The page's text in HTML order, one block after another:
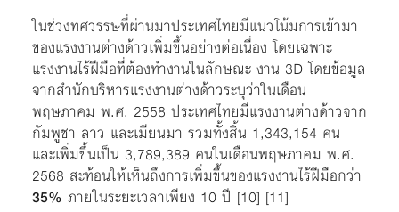
ในช่วงทศวรรษที่ผ่านมาประเทศไทยมีแนวโน้มการเข้ามา
ของแรงงานต่างด้าวเพิ่มขึ้นอย่างต่อเนื่อง โดยเฉพาะ
แรงงานไร้ฝีมือที่ต้องทำงานในลักษณะ งาน 3D โดยข้อมูล
จากสำนักบริหารแรงงานต่างด้าวระบุว่าในเดือน
พฤษภาคม พ.ศ. 2558 ประเทศไทยมีแรงงานต่างด้าวจาก
กัมพูชา ลาว และเมียนมา รวมทั้งสิ้น 1,343,154 คน
และเพิ่มขึ้นเป็น 3,789,389 คนในเดือนพฤษภาคม พ.ศ.
2568 สะท้อนให้เห็นถึงการเพิ่มขึ้นของแรงงานไร้ฝีมือกว่า
35% ภายในระยะเวลาเพียง 10 ปี [10] [11]